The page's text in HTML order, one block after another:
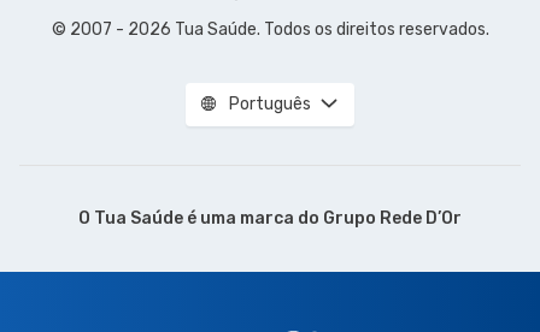
© 2007 - 2026 Tua Saúde. Todos os direitos reservados.
Português
O Tua Saúde é uma marca do Grupo Rede D’Or